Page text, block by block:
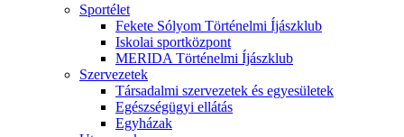
Sportélet
Fekete Sólyom Történelmi Íjászklub
Iskolai sportközpont
MERIDA Történelmi Íjászklub
Szervezetek
Társadalmi szervezetek és egyesületek
Egészségügyi ellátás
Egyházak